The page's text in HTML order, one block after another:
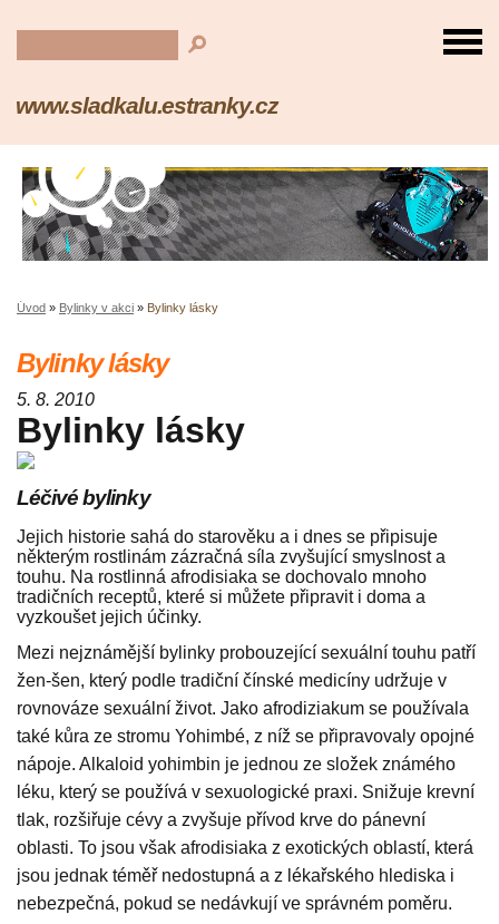
www.sladkalu.estranky.cz
Úvod » Bylinky v akci » Bylinky lásky
Bylinky lásky
5. 8. 2010
Bylinky lásky
Léčivé bylinky
Jejich historie sahá do starověku a i dnes se připisuje
některým rostlinám zázračná síla zvyšující smyslnost a
touhu. Na rostlinná afrodisiaka se dochovalo mnoho
tradičních receptů, které si můžete připravit i doma a
vyzkoušet jejich účinky.
Mezi nejznámější bylinky probouzející sexuální touhu patří
žen-šen, který podle tradiční čínské medicíny udržuje v
rovnováze sexuální život. Jako afrodiziakum se používala
také kůra ze stromu Yohimbé, z níž se připravovaly opojné
nápoje. Alkaloid yohimbin je jednou ze složek známého
léku, který se používá v sexuologické praxi. Snižuje krevní
tlak, rozšiřuje cévy a zvyšuje přívod krve do pánevní
oblasti. To jsou však afrodisiaka z exotických oblastí, která
jsou jednak téměř nedostupná a z lékařského hlediska i
nebezpečná, pokud se nedávkují ve správném poměru.